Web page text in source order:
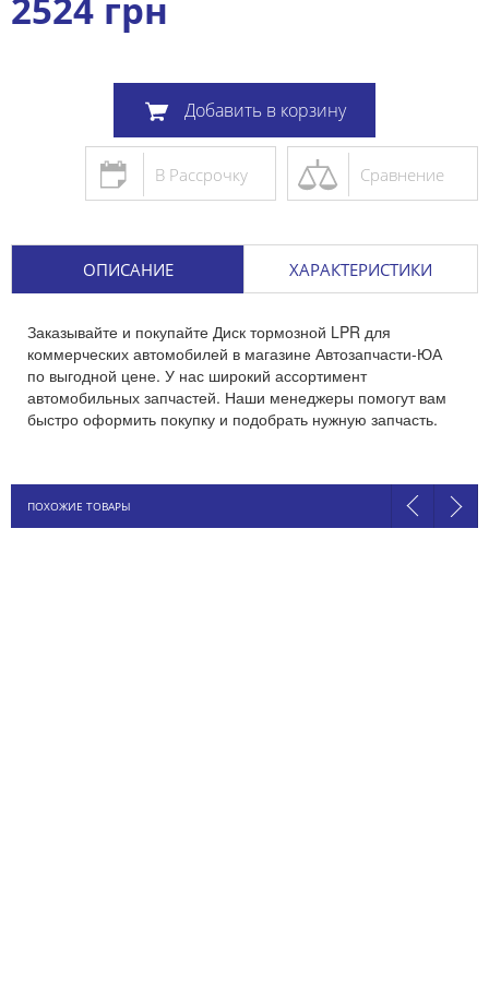
2524 грн
Добавить в корзину
Сравнение
В Рассрочку
ОПИСАНИЕ ХАРАКТЕРИСТИКИ
Заказывайте и покупайте Диск тормозной LPR для
коммерческих автомобилей в магазине Автозапчасти-ЮА
по выгодной цене. У нас широкий ассортимент
автомобильных запчастей. Наши менеджеры помогут вам
быстро оформить покупку и подобрать нужную запчасть.
ПОХОЖИЕ ТОВАРЫ